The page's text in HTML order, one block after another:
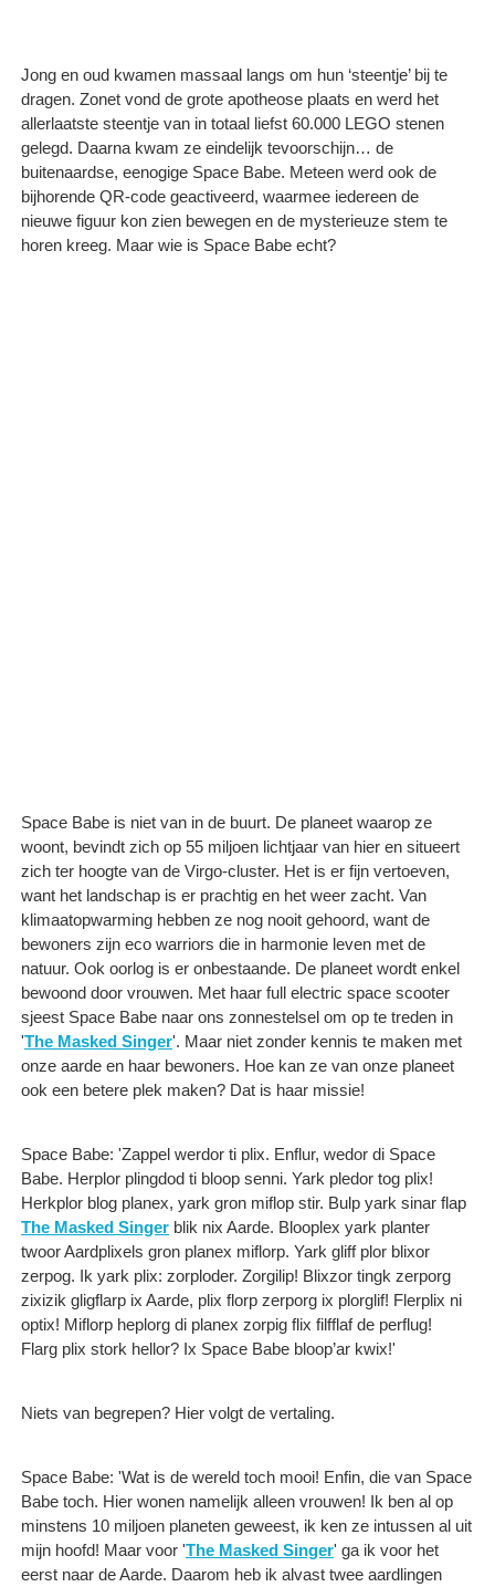
Jong en oud kwamen massaal langs om hun ‘steentje’ bij te
dragen. Zonet vond de grote apotheose plaats en werd het
allerlaatste steentje van in totaal liefst 60.000 LEGO stenen
gelegd. Daarna kwam ze eindelijk tevoorschijn… de
buitenaardse, eenogige Space Babe. Meteen werd ook de
bijhorende QR-code geactiveerd, waarmee iedereen de
nieuwe figuur kon zien bewegen en de mysterieuze stem te
horen kreeg. Maar wie is Space Babe echt?
Space Babe is niet van in de buurt. De planeet waarop ze
woont, bevindt zich op 55 miljoen lichtjaar van hier en situeert
zich ter hoogte van de Virgo-cluster. Het is er fijn vertoeven,
want het landschap is er prachtig en het weer zacht. Van
klimaatopwarming hebben ze nog nooit gehoord, want de
bewoners zijn eco warriors die in harmonie leven met de
natuur. Ook oorlog is er onbestaande. De planeet wordt enkel
bewoond door vrouwen. Met haar full electric space scooter
sjeest Space Babe naar ons zonnestelsel om op te treden in
'The Masked Singer'. Maar niet zonder kennis te maken met
onze aarde en haar bewoners. Hoe kan ze van onze planeet
ook een betere plek maken? Dat is haar missie!
Space Babe: 'Zappel werdor ti plix. Enflur, wedor di Space
Babe. Herplor plingdod ti bloop senni. Yark pledor tog plix!
Herkplor blog planex, yark gron miflop stir. Bulp yark sinar flap
The Masked Singer blik nix Aarde. Blooplex yark planter
twoor Aardplixels gron planex miflorp. Yark gliff plor blixor
zerpog. Ik yark plix: zorploder. Zorgilip! Blixzor tingk zerporg
zixizik gligflarp ix Aarde, plix florp zerporg ix plorglif! Flerplix ni
optix! Miflorp heplorg di planex zorpig flix filfflaf de perflug!
Flarg plix stork hellor? Ix Space Babe bloop’ar kwix!'
Niets van begrepen? Hier volgt de vertaling.
Space Babe: 'Wat is de wereld toch mooi! Enfin, die van Space
Babe toch. Hier wonen namelijk alleen vrouwen! Ik ben al op
minstens 10 miljoen planeten geweest, ik ken ze intussen al uit
mijn hoofd! Maar voor 'The Masked Singer' ga ik voor het
eerst naar de Aarde. Daarom heb ik alvast twee aardlingen